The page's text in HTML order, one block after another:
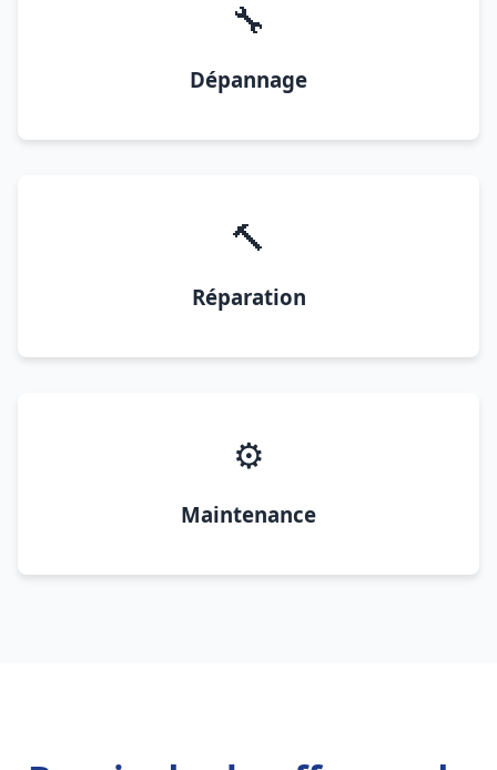
🔧
Dépannage
🔨
Réparation
⚙️
Maintenance